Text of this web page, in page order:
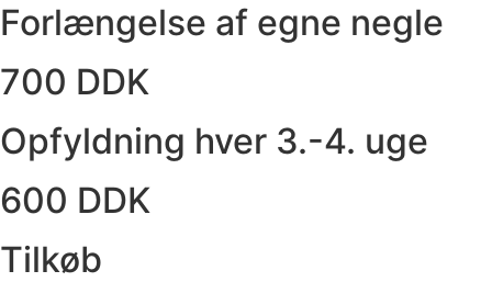
Forlængelse af egne negle
700 DDK
Opfyldning hver 3.-4. uge
600 DDK
Tilkøb